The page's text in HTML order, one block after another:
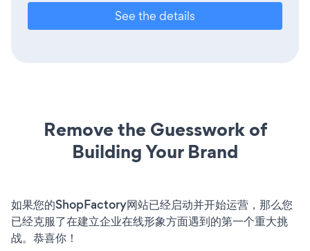
See the details
Remove the Guesswork of
Building Your Brand
如果您的ShopFactory网站已经启动并开始运营，那么您
已经克服了在建立企业在线形象方面遇到的第一个重大挑
战。恭喜你！